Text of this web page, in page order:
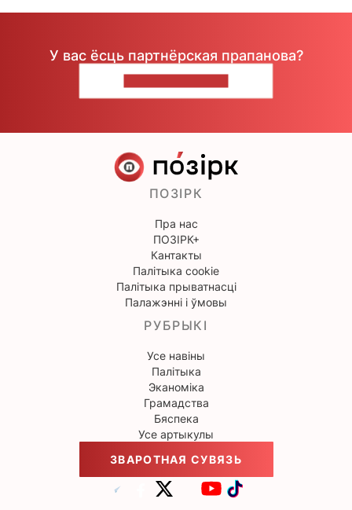
У вас ёсць партнёрская прапанова?
ПОЗІРК
Пра нас
ПОЗІРК+
Кантакты
Палітыка cookie
Палітыка прыватнасці
Палажэнні і ўмовы
РУБРЫКІ
Усе навіны
Палітыка
Эканоміка
Грамадства
Бяспека
Усе артыкулы
ЗВАРОТНАЯ СУВЯЗЬ